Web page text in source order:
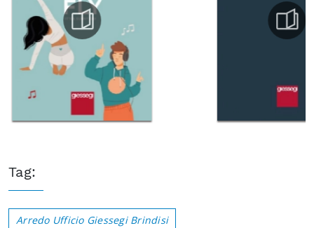
Tag:
Arredo Ufficio Giessegi Brindisi